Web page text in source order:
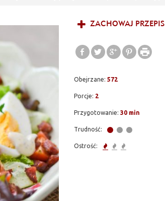
ZACHOWAJ PRZEPIS
Obejrzane: 572
Porcje: 2
Przygotowanie: 30 min
Trudność:
Ostrość: